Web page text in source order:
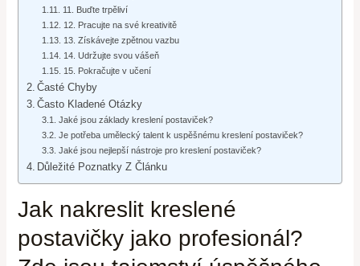
11. Buďte trpěliví
12. Pracujte na své kreativitě
13. Získávejte zpětnou vazbu
14. Udržujte svou vášeň
15. Pokračujte v učení
Časté Chyby
Často Kladené Otázky
Jaké jsou základy kreslení postaviček?
Je potřeba umělecký talent k uspěšnému kreslení postaviček?
Jaké jsou nejlepší nástroje pro kreslení postaviček?
Důležité Poznatky Z Článku
Jak nakreslit kreslené
postavičky jako profesionál?